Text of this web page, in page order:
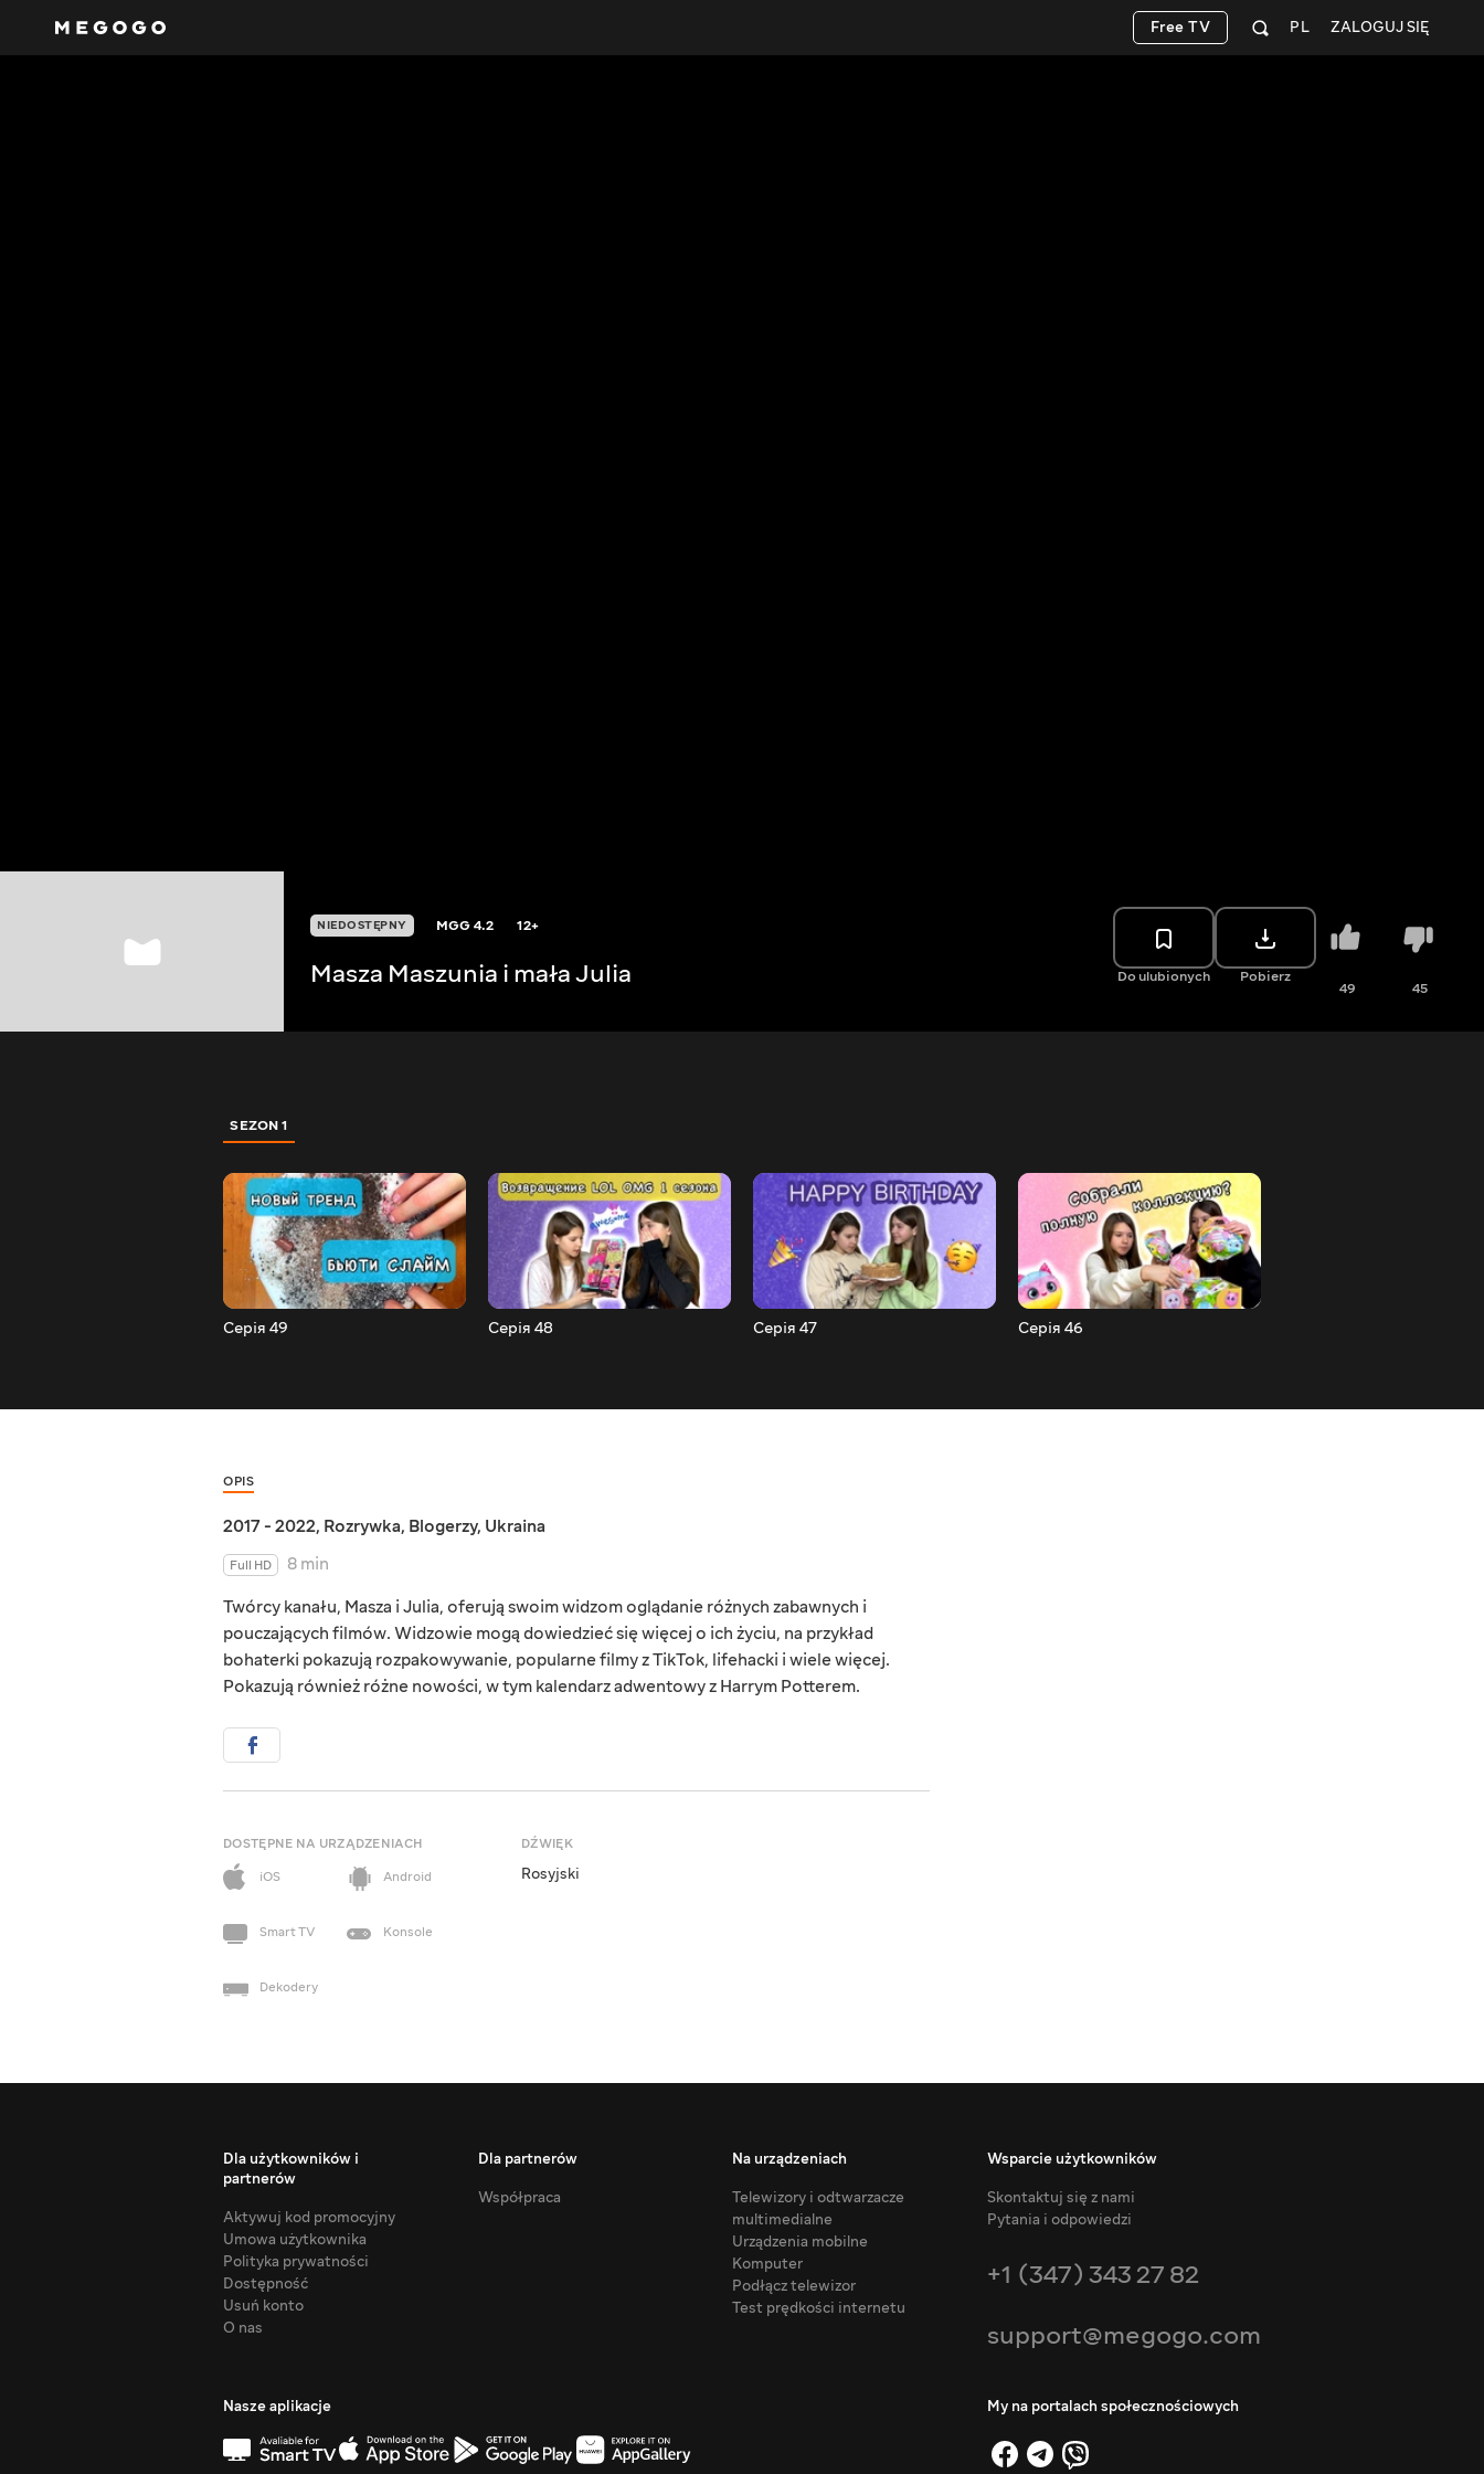
ZALOGUJ SIĘ
PL
Free TV
NIEDOSTĘPNY MGG4.2 12+
Masza Maszunia i mała Julia Do ulubionych Pobierz
49 45
SEZON 1
Серія 49 Серія 48 Серія 47 Серія 46
OPIS
2017 - 2022, Rozrywka, Blogerzy, Ukraina
Full HD
8 min
Twórcy kanału, Masza i Julia, oferują swoim widzom oglądanie różnych zabawnych i
pouczających filmów. Widzowie mogą dowiedzieć się więcej o ich życiu, na przykład
bohaterki pokazują rozpakowywanie, popularne filmy z TikTok, lifehacki i wiele więcej.
Pokazują również różne nowości, w tym kalendarz adwentowy z Harrym Potterem.
DOSTĘPNE NA URZĄDZENIACH
iOS
Android
Smart TV Konsole
Dekodery
DŹWIĘK
Rosyjski
Dla użytkowników i
partnerów
Aktywuj kod promocyjny
Umowa użytkownika
Polityka prywatności
Dostępność
Usuń konto
O nas
Dla partnerów
Współpraca
Na urządzeniach
Telewizory i odtwarzacze
multimedialne
Urządzenia mobilne
Komputer
Podłącz telewizor
Test prędkości internetu
Wsparcie użytkowników
Skontaktuj się z nami
Pytania i odpowiedzi
+1 (347) 343 27 82
support@megogo.com
Nasze aplikacje My na portalach społecznościowych